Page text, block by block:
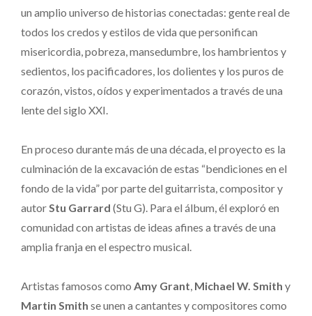
un amplio universo de historias conectadas: gente real de
todos los credos y estilos de vida que personifican
misericordia, pobreza, mansedumbre, los hambrientos y
sedientos, los pacificadores, los dolientes y los puros de
corazón, vistos, oídos y experimentados a través de una
lente del siglo XXI.
En proceso durante más de una década, el proyecto es la
culminación de la excavación de estas “bendiciones en el
fondo de la vida” por parte del guitarrista, compositor y
autorStu Garrard (Stu G). Para el álbum, él exploró en
comunidad con artistas de ideas afines a través de una
amplia franja en el espectro musical.
Artistas famosos como Amy Grant, Michael W. Smith y
Martin Smith se unen a cantantes y compositores como